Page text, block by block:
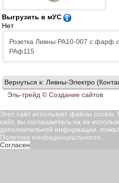
Выгрузить в мУС
Нет
Розетка Ливны РА10-007 с
РАф115
Вернуться к: Ливны-Электро
Эль-трейд © Создание сайтов
Этот сайт использует файлы cookie.
сайт, вы соглашаетесь на их
дополнительной информации,
Политика конфиденциальности
Согласен